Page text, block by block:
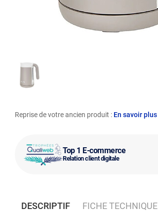
Top 1 E-commerce
Relation client digitale
Reprise de votre ancien produit : En savoir plus
DESCRIPTIF FICHE TECHNIQUE